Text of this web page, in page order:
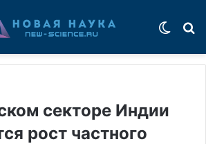
секторе Индии
рост частного